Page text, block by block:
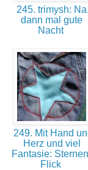
245. trimysh: Na,
dann mal gute
Nacht
249. Mit Hand
Herz und viel
Fantasie:
Flick